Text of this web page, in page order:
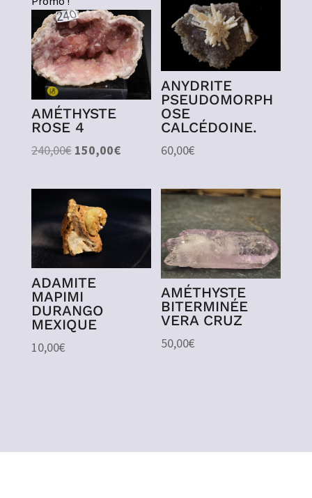
AMÉTHYSTE
ROSE 4
240,00€ Le
initial
était :
240,00€.
150,00€Le
actuel
150,00€.
ANYDRITE
PSEUDOMORPH
OSE
CALCÉDOINE.
60,00€
ADAMITE
MAPIMI
DURANGO
MEXIQUE
10,00€
AMÉTHYSTE
BITERMINÉE
VERA CRUZ
50,00€